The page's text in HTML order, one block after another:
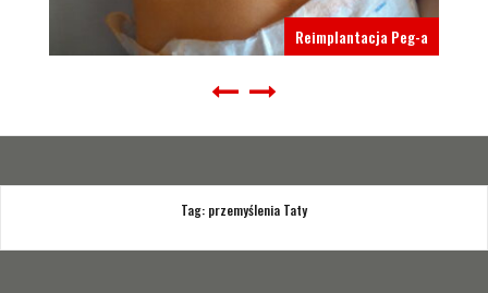
Reimplantacja Peg-a
Tag: przemyślenia Taty